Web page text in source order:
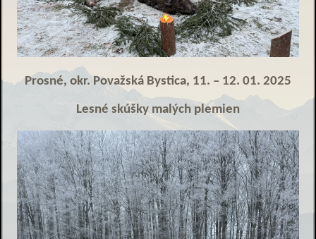
Prosné, okr. Považská Bystica, 11. – 12. 01. 2025
Lesné skúšky malých plemien